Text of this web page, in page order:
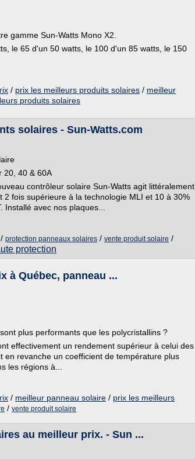
gamme Sun-Watts Mono X2.
le 65 d'un 50 watts, le 100 d'un 85 watts, le 150
/ prix les meilleurs produits solaires / meilleur
produits solaires
solaires - Sun-Watts.com
20, 40 & 60A
contrôleur solaire Sun-Watts agit littéralement
fois supérieure à la technologie MLI et 10 à 30%
avec nos plaques...
/ protection panneaux solaires / vente produit solaire /
protection
à Québec, panneau ...
plus performants que les polycristallins ?
effectivement un rendement supérieur à celui des
en revanche un coefficient de température plus
les régions à...
/ meilleur panneau solaire / prix les meilleurs
/ vente produit solaire
au meilleur prix. - Sun ...